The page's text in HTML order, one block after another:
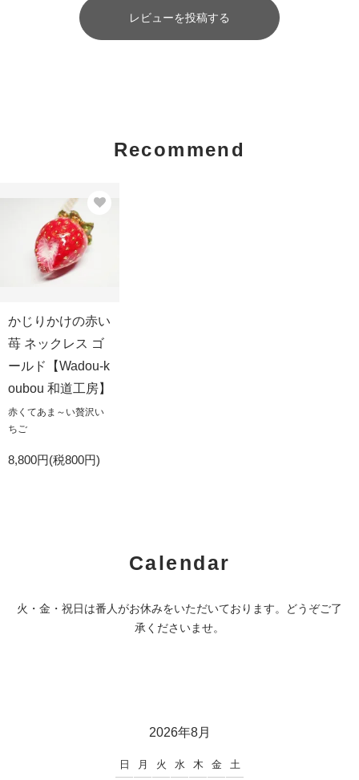
レビューを投稿する
Recommend
かじりかけの赤い
苺 ネックレス ゴ
ールド【Wadou-k
oubou 和道工房】
赤くてあま～い贅沢い
ちご
8,800円(税800円)
Calendar
火・金・祝日は番人がお休みをいただいております。どうぞご了
承くださいませ。
2026年8月
日 月 火 水 木 金 土